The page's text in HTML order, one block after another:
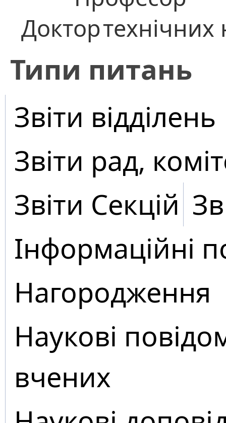
Доктортехнічних
​Типи питань
Звіти відділень
Звіти рад,
Звіти Секцій
Інформаційні
Нагородження
Наукові
вчених